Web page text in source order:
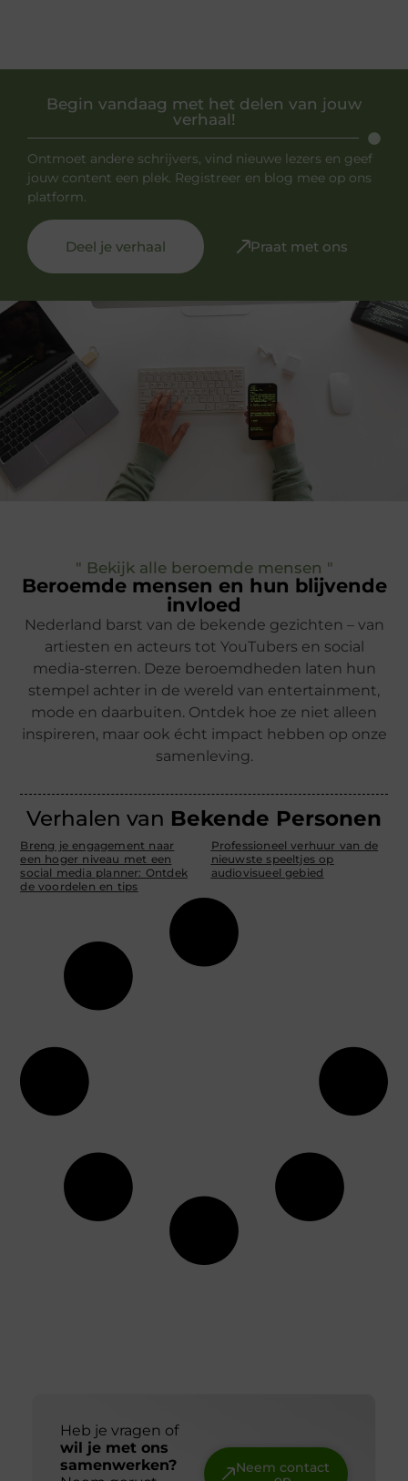
Begin vandaag met het delen van jouw
verhaal!
Ontmoet andere schrijvers, vind nieuwe lezers en geef
jouw content een plek. Registreer en blog mee op ons
platform.
Deel je verhaal Praat met ons
" Bekijk alle beroemde mensen "
Beroemde mensen en hun blijvende
invloed
Nederland barst van de bekende gezichten – van
artiesten en acteurs tot YouTubers en social
media-sterren. Deze beroemdheden laten hun
stempel achter in de wereld van entertainment,
mode en daarbuiten. Ontdek hoe ze niet alleen
inspireren, maar ook écht impact hebben op onze
samenleving.
Verhalen van Bekende Personen
Breng je engagement naar
een hoger niveau met een
social media planner: Ontdek
de voordelen en tips
Professioneel verhuur van de
nieuwste speeltjes op
audiovisueel gebied
Heb je vragen of
wil je met ons
samenwerken?
Neem contact